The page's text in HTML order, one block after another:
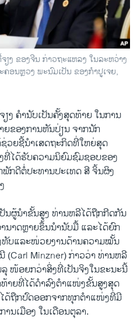
ງ ຂອງຈີນ ກ່າວຖະແຫລງ ໃນລະຫວ່າງ
ອນຫຼວງ ພະນົມເປັນ ຂອງກຳປູເຈຍ,
ງ ຄຳນັບເປັນຄັ້ງສຸດທ້າຍ ໃນການ
ຂອງການຫັນປ່ຽນ ຈາກນັກ
ວຍຊີ້ນຳເສດຖະກິດທີ່ໃຫຍ່ສຸດ
ທີ່ໄດ້ຮັບຄວາມນິຍົມຊົມຊອບຂອງ
ກດີຕໍ່ປະທານປະເທດ ສີ ຈິ້ນຜິງ
ນຜູ້ນຳຂັ້ນສູງ ທ່ານຫລີໄດ້ຖືກກີດກັນ
ນາດຫຼາຍຂຶ້ນ​ນຳນັບມື້ ແລະໄດ້ຍົກ
ບແລະໜ່ວຍງານດ້ານຄວາມໝັ້ນ
(Carl Minzner) ກ່າວວ່າ ທ່ານຫລີ
ໜ້ອຍກວ່າສິ່ງທີ່ເປັນຈິງໃນຂະນະນີ້
າຍທີ່ໄດ້ດຳລົງຕຳແໜ່ງຂັ້ນສູງສຸດ
ດ້ຖືກປົດອອກຈາກທຸກຕຳແໜ່ງທີ່ມີ
ນເມືອງ ໃນເດືອນຕຸລາ.